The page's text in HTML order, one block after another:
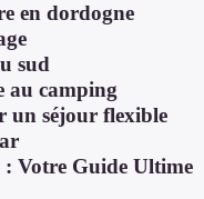
en dordogne
sud
au camping
un séjour flexible
: Votre Guide Ultime